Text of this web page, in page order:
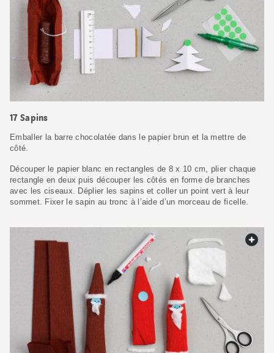
17 Sapins
Emballer la barre chocolatée dans le papier brun et la mettre de
côté.
Découper le papier blanc en rectangles de 8 x 10 cm, plier chaque
rectangle en deux puis découper les côtés en forme de branches
avec les ciseaux. Déplier les sapins et coller un point vert à leur
sommet. Fixer le sapin au tronc à l’aide d’un morceau de ficelle.